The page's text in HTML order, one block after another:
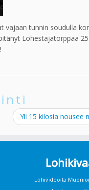
vajaan tunnin soudulla
Lohestajatorppaa
Yli 15 kilosia nousee
Lohivideoita